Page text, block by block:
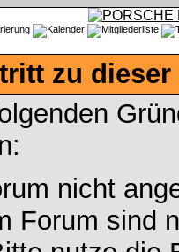
zu dieser
nicht
Forum sind